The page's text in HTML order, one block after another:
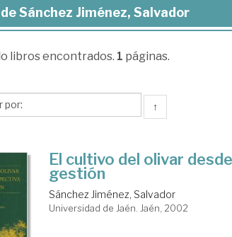
Sánchez Jiménez, Salvador
libros encontrados. 1 páginas.
↑
El cultivo del olivar
gestión
Sánchez Jiménez, Salvador
Universidad de Jaén. Jaén, 2002